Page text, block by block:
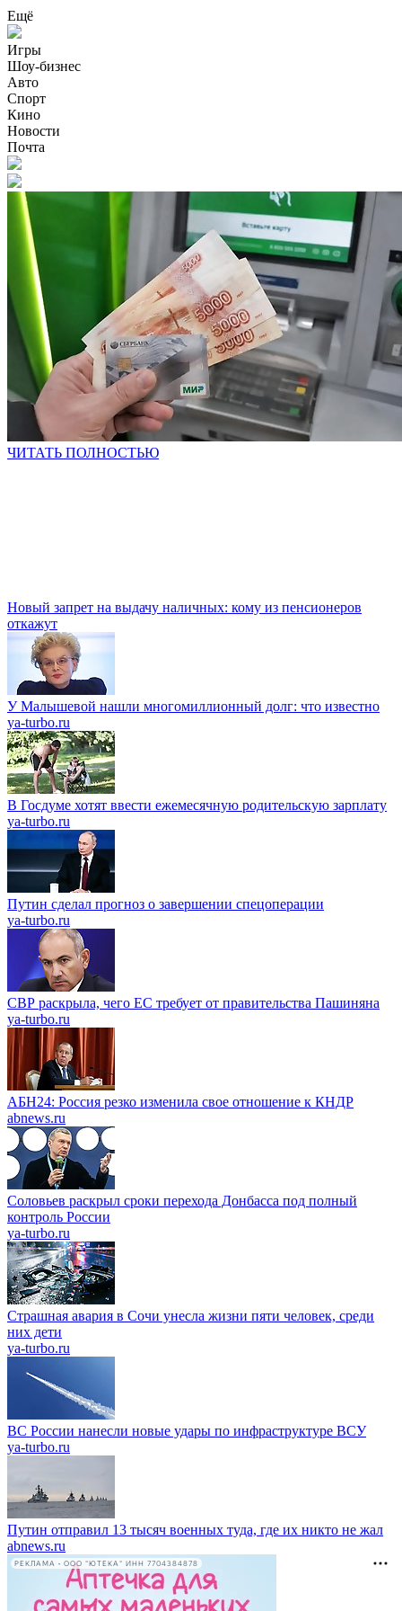
Ещё
Игры
Шоу-бизнес
Авто
Спорт
Кино
Новости
Почта
ЧИТАТЬ ПОЛНОСТЬЮ
Новый запрет на выдачу наличных: кому из пенсионеров
откажут
У Малышевой нашли многомиллионный долг: что известно
ya-turbo.ru
В Госдуме хотят ввести ежемесячную родительскую зарплату
ya-turbo.ru
Путин сделал прогноз о завершении спецоперации
ya-turbo.ru
СВР раскрыла, чего ЕС требует от правительства Пашиняна
ya-turbo.ru
АБН24: Россия резко изменила свое отношение к КНДР
abnews.ru
Соловьев раскрыл сроки перехода Донбасса под полный
контроль России
ya-turbo.ru
Страшная авария в Сочи унесла жизни пяти человек, среди
них дети
ya-turbo.ru
ВС России нанесли новые удары по инфраструктуре ВСУ
ya-turbo.ru
Путин отправил 13 тысяч военных туда, где их никто не жал
abnews.ru
РЕКЛАМА • ООО "ЮТЕКА" ИНН 7704384878